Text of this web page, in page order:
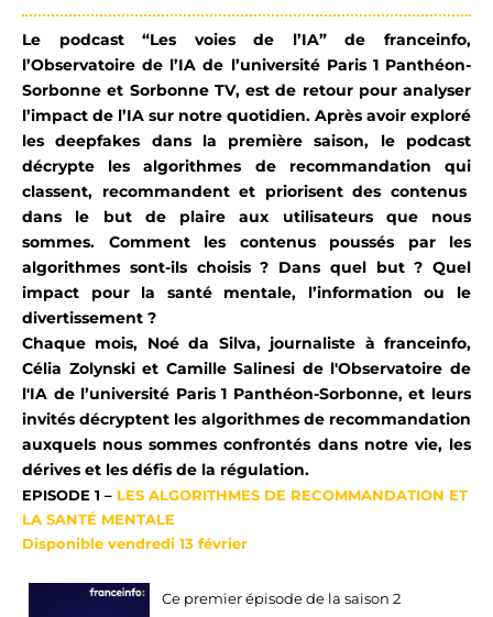
Le podcast “Les voies de l’IA” defranceinfo,
l’Observatoire de l’IA de l’université Paris 1 Panthéon-
Sorbonne et Sorbonne TV, est de retour pour analyser
l’impact de l’IA sur notre quotidien. Après avoir exploré
lesdeepfakes
dans la première saison, le podcast
décrypte les algorithmes de recommandationqui
classent, recommandent et priorisent des contenus
dans le but de plaire aux utilisateurs que nous
sommes. Comment les contenus poussés par les
algorithmes sont-ils choisis ? Dans quel but ? Quel
impact pour la santé mentale, l’informationou le
divertissement ?
Chaque mois, Noéda Silva, journaliste à franceinfo,
Célia Zolynskiet CamilleSalinesi de l'Observatoire de
l'IA de l’université Paris 1 Panthéon-Sorbonne, et leurs
invitésdécryptent les algorithmes de recommandation
auxquels nous sommes confrontés dans notre vie, les
dérives et les défis de la régulation.
EPISODE 1 – LES ALGORITHMES DE RECOMMANDATION ET
LA SANTÉ MENTALE
Disponible vendredi 13 février
Ce premier épisode de la saison 2